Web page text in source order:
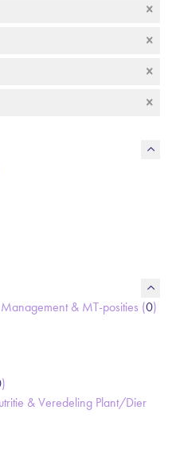
& MT-posities (0)
)
& Veredeling Plant/Dier